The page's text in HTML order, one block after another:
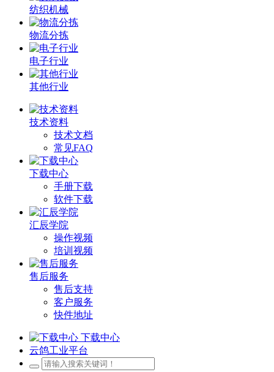
纺织机械
物流分拣
电子行业
其他行业
技术资料
技术文档
常见FAQ
下载中心
手册下载
软件下载
汇辰学院
操作视频
培训视频
售后服务
售后支持
客户服务
快件地址
下载中心
云鸽工业平台